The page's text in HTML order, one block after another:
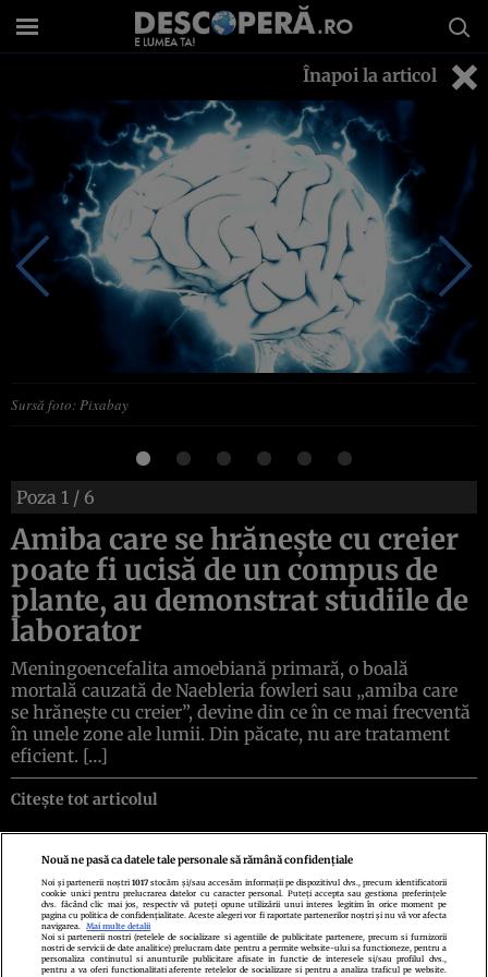
Înapoi la articol
Sursă foto: Pixabay
Poza 1 / 6
Amiba care se hrănește cu creier
poate fi ucisă de un compus de
plante, au demonstrat studiile de
laborator
Meningoencefalita amoebiană primară, o boală
mortală cauzată de Naebleria fowleri sau „amiba care
se hrănește cu creier”, devine din ce în ce mai frecventă
în unele zone ale lumii. Din păcate, nu are tratament
eficient. […]
Citește tot articolul
Politica de confidenţialitatePolitica de cookiesTermeni şi condiţii
Echipa redacționalăContactSetări Cookies
Nouă ne pasă ca datele tale personale să rămână confidențiale
Noi și partenerii noștri1017 stocăm și/sau accesăm informații pe dispozitivul dvs., precum identificatorii
cookie unici pentru prelucrarea datelor cu caracter personal. Puteți accepta sau gestiona preferințele
dvs. făcând clic mai jos, respectiv vă puteți opune utilizării unui interes legitim în orice moment pe
pagina cu politica de confidențialitate. Aceste alegeri vor fi raportate partenerilor noștri și nu vă vor afecta
navigarea.
Mai multe detalii
Noi si partenerii nostri (retelele de socializare si agentiile de publicitate partenere, precum si furnizorii
nostri de servicii de date analitice) prelucram date pentru a permite website-ului sa functioneze, pentru a
personaliza continutul si anunturile publicitare afisate in functie de interesele si/sau profilul dvs.,
pentru a va oferi functionalitati aferente retelelor de socializare si pentru a analiza traficul pe website.